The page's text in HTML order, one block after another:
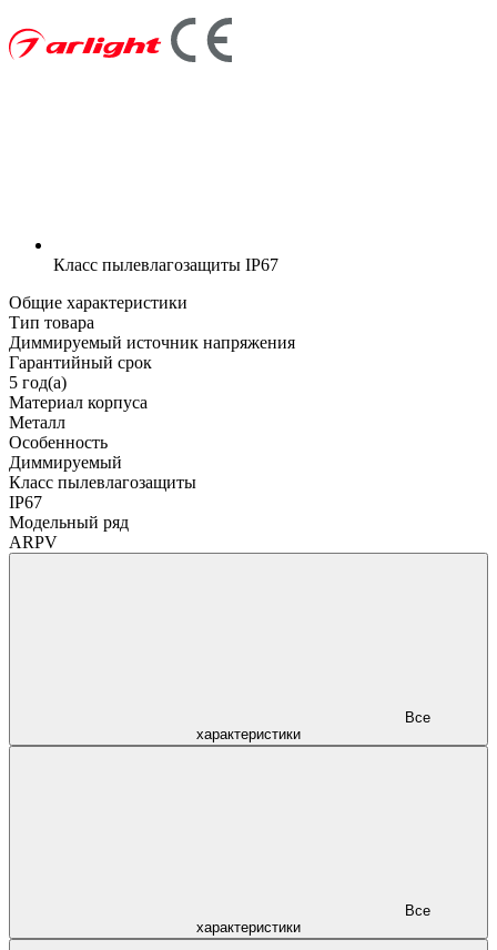
Класс пылевлагозащиты IP67
Общие характеристики
Тип товара
Диммируемый источник напряжения
Гарантийный срок
5 год(а)
Материал корпуса
Металл
Особенность
Диммируемый
Класс пылевлагозащиты
IP67
Модельный ряд
ARPV
характеристики
характеристики